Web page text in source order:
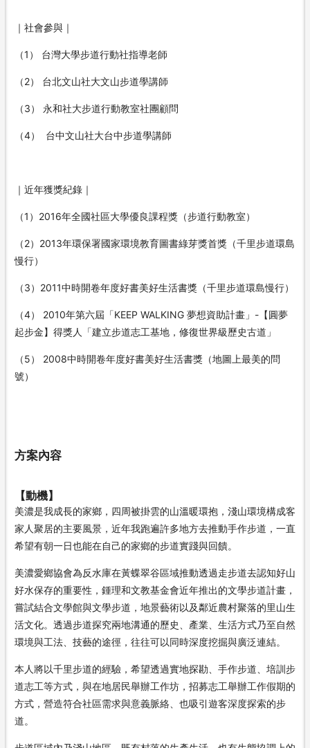
｜社會參與｜
（1） 台灣大學步道行動社指導老師
（2） 台北文山社大文山步道學講師
（3） 永和社大步道行動教室社團顧問
（4） 台中文山社大台中步道學講師
｜近年獲獎紀錄｜
（1）2016年全國社區大學優良課程獎（步道行動教室）
（2）2013年環保署國家環境教育圖書綠芽獎首獎（千里步道環島
慢行）
（3）2011中時開卷年度好書美好生活書獎（千里步道環島慢行）
（4） 2010年第六屆「KEEP WALKING 夢想資助計畫」-【圓夢
起步金】得獎人「建立步道志工基地，修復世界級歷史古道」
（5） 2008中時開卷年度好書美好生活書獎（地圖上最美的問
號）
方案內容
【動機】
美濃是我成長的家鄉，四周被掛雲的山溫暖環抱，淺山環境構成客
家人聚居的主要風景，近年我跑遍許多地方去推動手作步道，一直
希望有朝一日也能在自己的家鄉的步道實踐與回饋。
美濃愛鄉協會為反水庫在黃蝶翠谷區域推動透過走步道去認知好山
好水保存的重要性，鍾理和文教基金會近年推出的文學步道計畫，
嘗試結合文學館與文學步道，地景藝術以及鄰近農村聚落的里山生
活文化。透過步道探究兩地溝通的歷史、產業、生活方式乃至自然
環境與工法、技藝的途徑，往往可以同時深度挖掘與廣泛連結。
本人將以千里步道的經驗，希望透過實地探勘、手作步道、培訓步
道志工等方式，與在地居民舉辦工作坊，招募志工舉辦工作假期的
方式，營造符合社區需求與意義脈絡、也吸引遊客深度探索的步
道。